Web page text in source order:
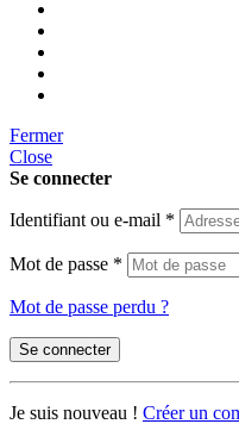
Fermer
Close
Se connecter
Identifiant ou e-mail *
Mot de passe *
Mot de passe perdu ?
Se connecter
Je suis nouveau ! Créer un